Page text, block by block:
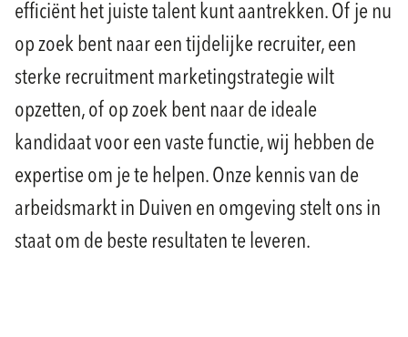
efficiënt het juiste talent kunt aantrekken. Of je nu
op zoek bent naar een tijdelijke recruiter, een
sterke recruitment marketingstrategie wilt
opzetten, of op zoek bent naar de ideale
kandidaat voor een vaste functie, wij hebben de
expertise om je te helpen. Onze kennis van de
arbeidsmarkt in Duiven en omgeving stelt ons in
staat om de beste resultaten te leveren.